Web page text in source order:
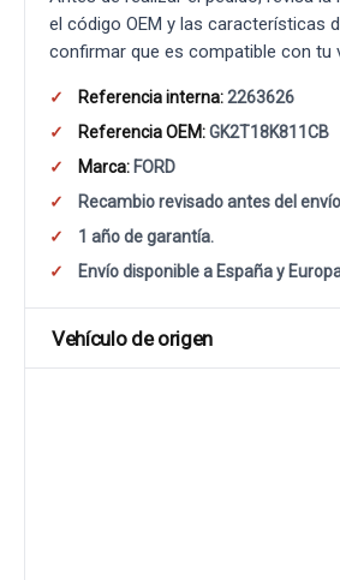
el código OEM y las características
confirmar que es compatible con tu
Referencia interna:2263626
Referencia OEM:GK2T18K811CB
Marca: FORD
Recambio revisado antes del
1 año de garantía.
Envío disponible a España y
Vehículo de origen